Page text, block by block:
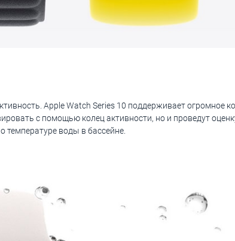
Apple Watch Series 10 поддерживает огромное
с помощью колец активности, но и проведут
температуре воды в бассейне.